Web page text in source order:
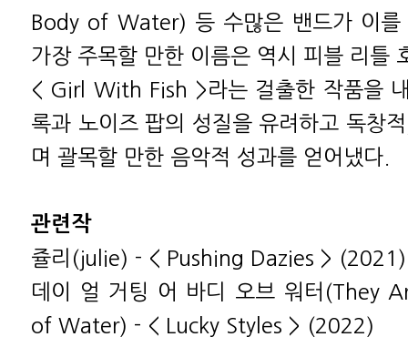
Body of Water) 등 수많은 밴드가 이를
가장 주목할 만한 이름은 역시 피블 리틀
< Girl With Fish >라는 걸출한 작품을
록과 노이즈 팝의 성질을 유려하고 독창
며 괄목할 만한 음악적 성과를 얻어냈다.
관련작
쥴리(julie) - < Pushing Dazies > (2021)
데이 얼 거팅 어 바디 오브 워터(They
of Water) - < Lucky Styles > (2022)